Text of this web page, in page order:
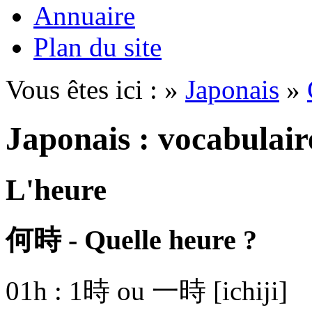
Annuaire
Plan du site
Vous êtes ici : » Japonais »
Japonais :
L'heure
何時 - Quelle heure ?
01h : 1時 ou 一時 [ichiji]